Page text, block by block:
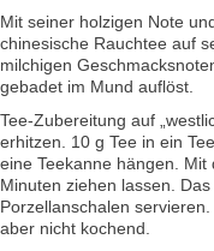
Mit seiner holzigen Note
chinesische Rauchtee auf
milchigen
gebadet im Mund auflöst.
Tee-Zubereitung auf
erhitzen. 10 g Tee in ein
eine Teekanne hängen.
Minuten ziehen lassen.
Porzellanschalen
aber nicht kochend.